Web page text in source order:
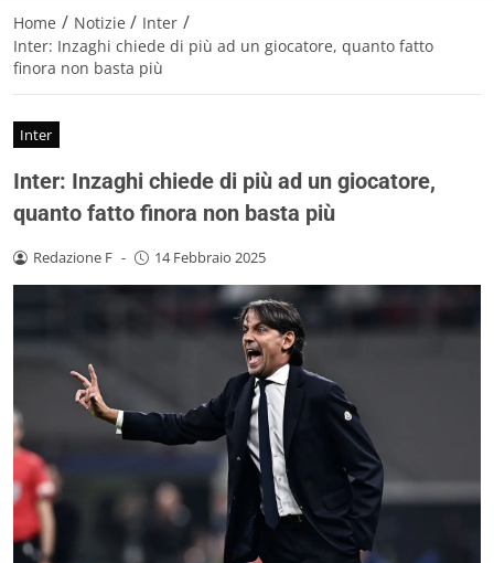
Home / Notizie / Inter /
Inter: Inzaghi chiede di più ad un giocatore, quanto fatto
finora non basta più
Inter
Inter: Inzaghi chiede di più ad un giocatore,
quanto fatto finora non basta più
Redazione F - 14 Febbraio 2025